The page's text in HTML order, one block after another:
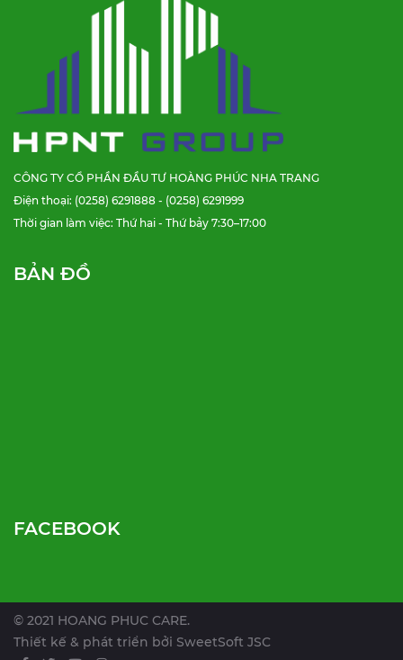
CÔNG TY CỔ PHẦN ĐẦU TƯ HOÀNG PHÚC NHA TRANG
Điện thoại: (0258) 6291888 - (0258) 6291999
Thời gian làm việc: Thứ hai - Thứ bảy 7:30–17:00
BẢN ĐỒ
FACEBOOK
© 2021 HOANG PHUC CARE.
Thiết kế & phát triển bởi SweetSoft JSC